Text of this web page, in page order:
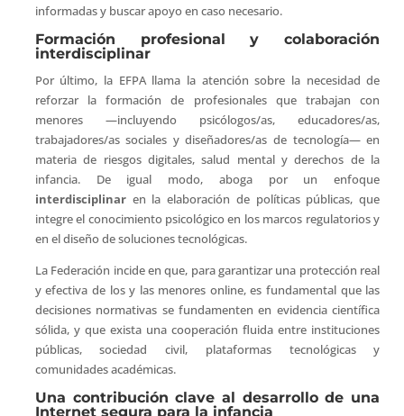
informadas y buscar apoyo en caso necesario.
Formación profesional y colaboración
interdisciplinar
Por último, la EFPA llama la atención sobre la necesidad de
reforzar la formación de profesionales que trabajan con
menores —incluyendo psicólogos/as, educadores/as,
trabajadores/as sociales y diseñadores/as de tecnología— en
materia de riesgos digitales, salud mental y derechos de la
infancia. De igual modo, aboga por un enfoque
interdisciplinaren la elaboración de políticas públicas, que
integre el conocimiento psicológico en los marcos regulatorios y
en el diseño de soluciones tecnológicas.
La Federación incide en que, para garantizar una protección real
y efectiva de los y las menores online, es fundamental que las
decisiones normativas se fundamenten en evidencia científica
sólida, y que exista una cooperación fluida entre instituciones
públicas, sociedad civil, plataformas tecnológicas y
comunidades académicas.
Una contribución clave al desarrollo de una
Internet segura para la infancia